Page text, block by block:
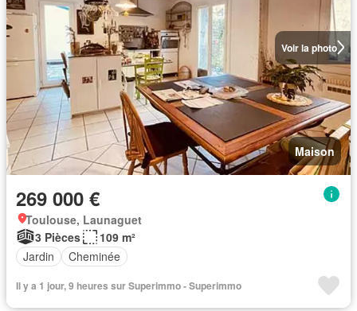
Voir la photo
Maison
269 000 €
Toulouse, Launaguet
3 Pièces
109 m²
Jardin
Cheminée
Il y a 1 jour, 9 heures sur Superimmo - Superimmo